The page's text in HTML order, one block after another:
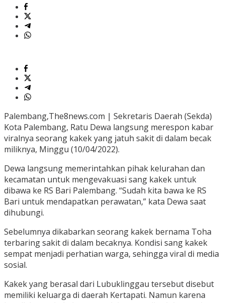
Palembang,The8news.com | Sekretaris Daerah (Sekda)
Kota Palembang, Ratu Dewa langsung merespon kabar
viralnya seorang kakek yang jatuh sakit di dalam becak
miliknya, Minggu (10/04/2022).
Dewa langsung memerintahkan pihak kelurahan dan
kecamatan untuk mengevakuasi sang kakek untuk
dibawa ke RS Bari Palembang. “Sudah kita bawa ke RS
Bari untuk mendapatkan perawatan,” kata Dewa saat
dihubungi.
Sebelumnya dikabarkan seorang kakek bernama Toha
terbaring sakit di dalam becaknya. Kondisi sang kakek
sempat menjadi perhatian warga, sehingga viral di media
sosial.
Kakek yang berasal dari Lubuklinggau tersebut disebut
memiliki keluarga di daerah Kertapati. Namun karena